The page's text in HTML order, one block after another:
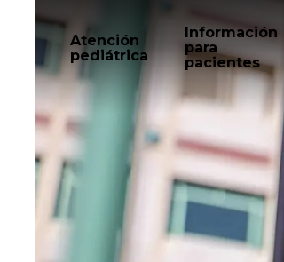
Atención
pediátrica
Información
para
pacientes